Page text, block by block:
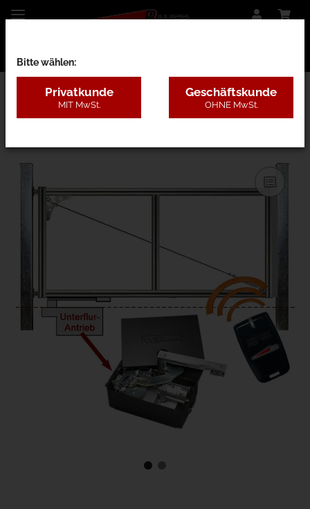
26CE - nur Rahmen m. Pfosten
Bitte wählen:
Privatkunde
MIT MwSt.
Geschäftskunde
OHNE MwSt.